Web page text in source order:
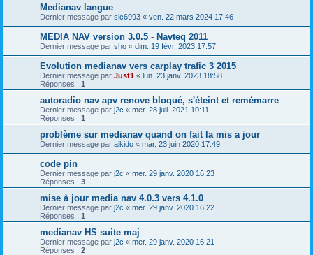
Medianav langue
Dernier message par slc6993 « ven. 22 mars 2024 17:46
MEDIA NAV version 3.0.5 - Navteq 2011
Dernier message par sho « dim. 19 févr. 2023 17:57
Evolution medianav vers carplay trafic 3 2015
Dernier message par Just1 « lun. 23 janv. 2023 18:58
Réponses : 1
autoradio nav apv renove bloqué, s'éteint et remémarre
Dernier message par j2c « mer. 28 juil. 2021 10:11
Réponses : 1
problème sur medianav quand on fait la mis a jour
Dernier message par aikido « mar. 23 juin 2020 17:49
code pin
Dernier message par j2c « mer. 29 janv. 2020 16:23
Réponses : 3
mise à jour media nav 4.0.3 vers 4.1.0
Dernier message par j2c « mer. 29 janv. 2020 16:22
Réponses : 1
medianav HS suite maj
Dernier message par j2c « mer. 29 janv. 2020 16:21
Réponses : 2